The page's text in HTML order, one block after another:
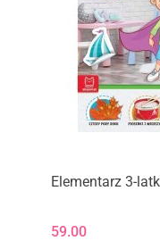
Elementarz 3-
59.00